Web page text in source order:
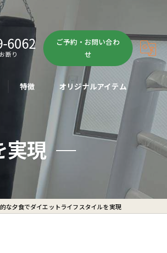
6062
断り
ご予約・お問い合わ
せ
特徴
ボクササイズ
パーソナル
ボディメイク
初心者
ダイエット
オリジナルアイテム
実現
な夕食でダイエットライフスタイルを実現